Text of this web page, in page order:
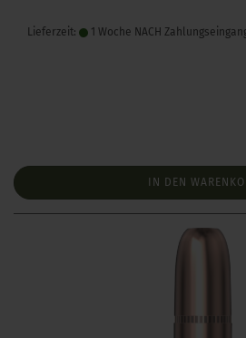
Lieferzeit: 1 Woche NACH
IN DEN